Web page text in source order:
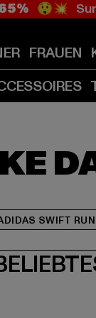
😲💥
FRAUEN
SWIFT RUN